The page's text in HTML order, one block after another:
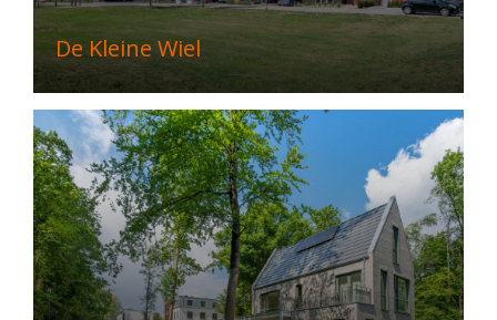
De Kleine Wiel